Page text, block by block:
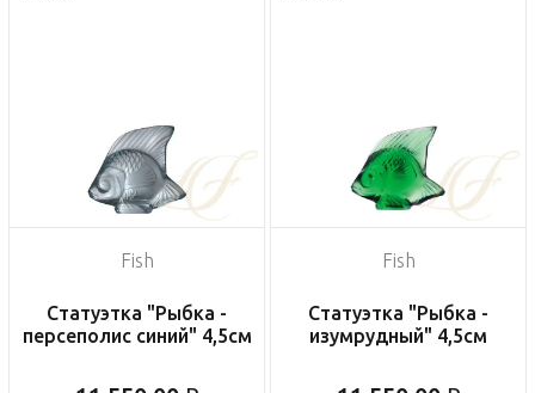
Fish
Статуэтка "Рыбка -
персеполис синий" 4,5см
Fish
Статуэтка "Рыбка -
изумрудный" 4,5см